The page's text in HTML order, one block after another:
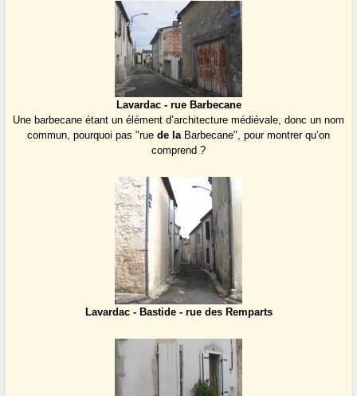
Lavardac - rue Barbecane
Une barbecane étant un élément d’architecture médiévale, donc un nom
commun, pourquoi pas "rue de laBarbecane", pour montrer qu’on
comprend ?
Lavardac - Bastide - rue des Remparts